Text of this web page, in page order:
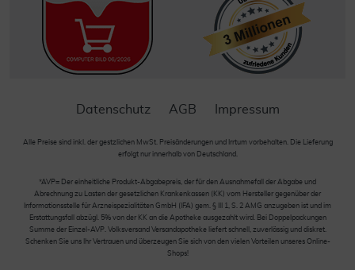
Datenschutz AGB Impressum
Alle Preise sind inkl. der gestzlichen MwSt. Preisänderungen und Irrtum vorbehalten. Die Lieferung
erfolgt nur innerhalb von Deutschland.
*AVP= Der einheitliche Produkt-Abgabepreis, der für den Ausnahmefall der Abgabe und
Abrechnung zu Lasten der gesetzlichen Krankenkassen (KK) vom Hersteller gegenüber der
Informationsstelle für Arzneispezialitäten GmbH (IFA) gem. § III 1, S. 2 AMG anzugeben ist und im
Erstattungsfall abzügl. 5% von der KK an die Apotheke ausgezahlt wird. Bei Doppelpackungen
Summe der Einzel-AVP. Volksversand Versandapotheke liefert schnell, zuverlässig und diskret.
Schenken Sie uns Ihr Vertrauen und überzeugen Sie sich von den vielen Vorteilen unseres Online-
Shops!